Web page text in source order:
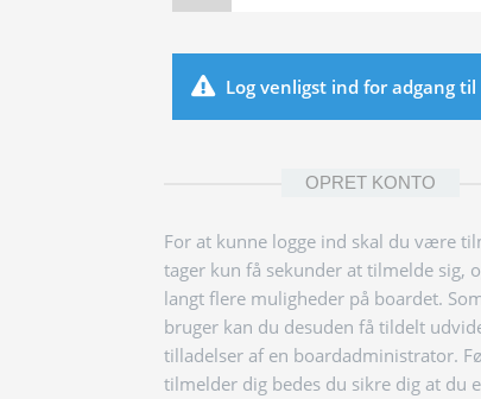
Log venligst ind for adgang
OPRET KONTO
For at kunne logge ind skal du være
tager kun få sekunder at tilmelde sig,
langt flere muligheder på boardet.
bruger kan du desuden få tildelt
tilladelser af en boardadministrator.
tilmelder dig bedes du sikre dig at du